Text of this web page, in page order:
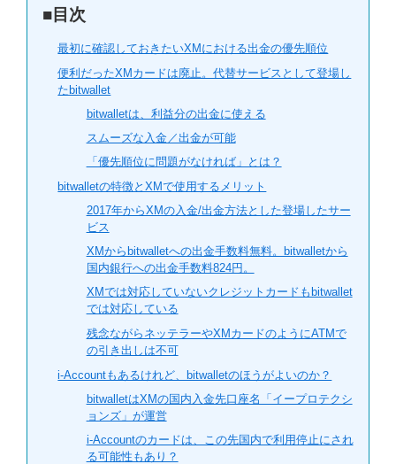
■目次
最初に確認しておきたいXMにおける出金の優先順位
便利だったXMカードは廃止。代替サービスとして登場し
たbitwallet
bitwalletは、利益分の出金に使える
スムーズな入金／出金が可能
「優先順位に問題がなければ」とは？
bitwalletの特徴とXMで使用するメリット
2017年からXMの入金/出金方法とした登場したサー
ビス
XMからbitwalletへの出金手数料無料。bitwalletから
国内銀行への出金手数料824円。
XMでは対応していないクレジットカードもbitwallet
では対応している
残念ながらネッテラーやXMカードのようにATMで
の引き出しは不可
i-Accountもあるけれど、bitwalletのほうがよいのか？
bitwalletはXMの国内入金先口座名「イープロテクシ
ョンズ」が運営
i-Accountのカードは、この先国内で利用停止にされ
る可能性もあり？